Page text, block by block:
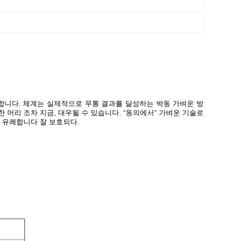
다. 체계는 실제적으로 무통 결과를 달성하는 박동 가벼운 방
리 조차 지금, 대우될 수 있습니다. “동의에서” 가벼운 기술로
쾌합니다 잘 보호되다.